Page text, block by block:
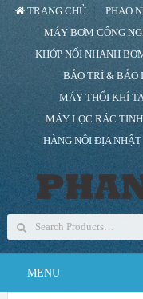
TRANG CHỦ PHAO
MÁY BƠM CÔNG
KHỚP NỐI NHANH
BẢO TRÌ & BẢO
MÁY THỔI KHÍ
MÁY LỌC RÁC
HÀNG NỘI ĐỊA NHẬT
MENU